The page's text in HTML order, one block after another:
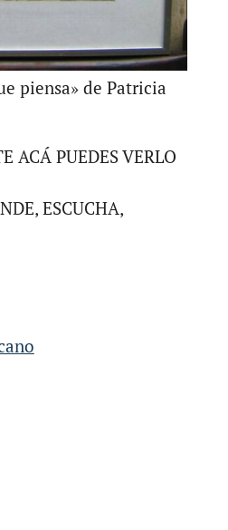
piensa» de Patricia
ACÁ PUEDES VERLO
ESCUCHA,